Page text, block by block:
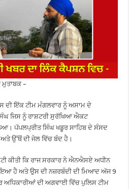
ਮੁਤਾਬਕ –
ਦੀ ਇੱਕ ਟੀਮ ਮੰਗਲਵਾਰ ਨੂੰ ਅਸਾਮ ਦੇ
ਜਿਸ ਨੂੰ ਰਾਸ਼ਟਰੀ ਸੁਰੱਖਿਆ ਐਕਟ
ਪੱਪਲਪ੍ਰੀਤ ਸਿੰਘ ਖਡੂਰ ਸਾਹਿਬ ਦੇ ਸੰਸਦ
ਅਤੇ ਉੱਥੋਂ ਦੀ ਜੇਲ ਵਿੱਚ ਬੰਦ ਹੈ।
ਕੀਤੀ ਕਿ ਰਾਜ ਸਰਕਾਰ ਨੇ ਐਨਐਸਏ ਅਧੀਨ
ਹੈ ਅਤੇ ਉਸ ਦੀ ਨਜ਼ਰਬੰਦੀ ਦੀ ਮਿਆਦ ਅੱਜ 9
ਦੀ ਅਗਵਾਈ ਵਿੱਚ ਪੁਲਿਸ ਟੀਮ